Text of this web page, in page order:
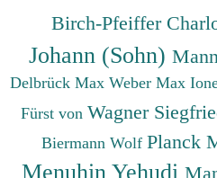
Birch-Pfeiffer
Johann (Sohn)
Delbrück Max Weber Max
Fürst von Wagner
Biermann Wolf Planck
Menuhin Yehudi